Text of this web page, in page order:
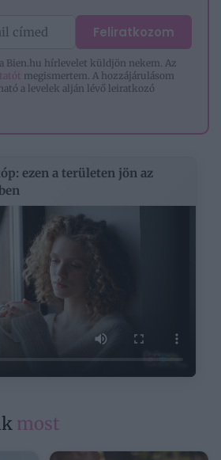
Feliratkozom
Bien.hu hírlevelet küldjön nekem. Az
megismertem. A hozzájárulásom
a levelek alján lévő leiratkozó
ezen a területen jön az
most